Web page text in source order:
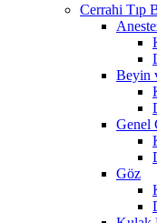
Cerrahi Tıp
Beyin
Genel
Göz